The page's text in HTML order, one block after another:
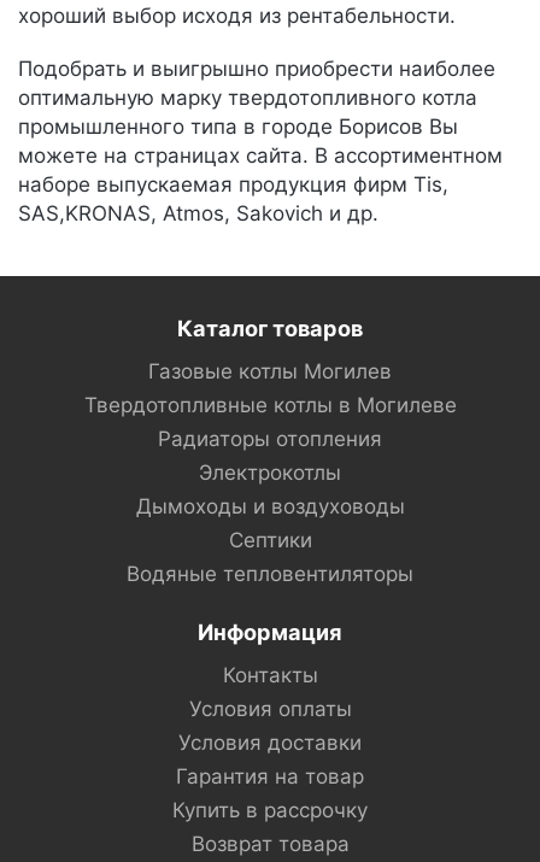
хороший выбор исходя из рентабельности.
Подобрать и выигрышно приобрести наиболее
оптимальную марку твердотопливного котла
промышленного типа в городе Борисов Вы
можете на страницах сайта. В ассортиментном
наборе выпускаемая продукция фирм Tis,
SAS,KRONAS, Atmos, Sakovich и др.
Каталог товаров
Газовые котлы Могилев
Твердотопливные котлы в Могилеве
Радиаторы отопления
Электрокотлы
Дымоходы и воздуховоды
Септики
Водяные тепловентиляторы
Информация
Контакты
Условия оплаты
Условия доставки
Гарантия на товар
Купить в рассрочку
Возврат товара